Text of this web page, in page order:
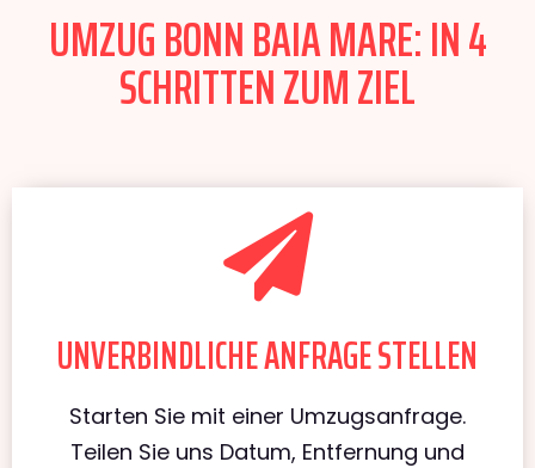
UMZUG BONN BAIA MARE: IN 4
SCHRITTEN ZUM ZIEL
UNVERBINDLICHE ANFRAGE STELLEN
Starten Sie mit einer Umzugsanfrage.
Teilen Sie uns Datum, Entfernung und